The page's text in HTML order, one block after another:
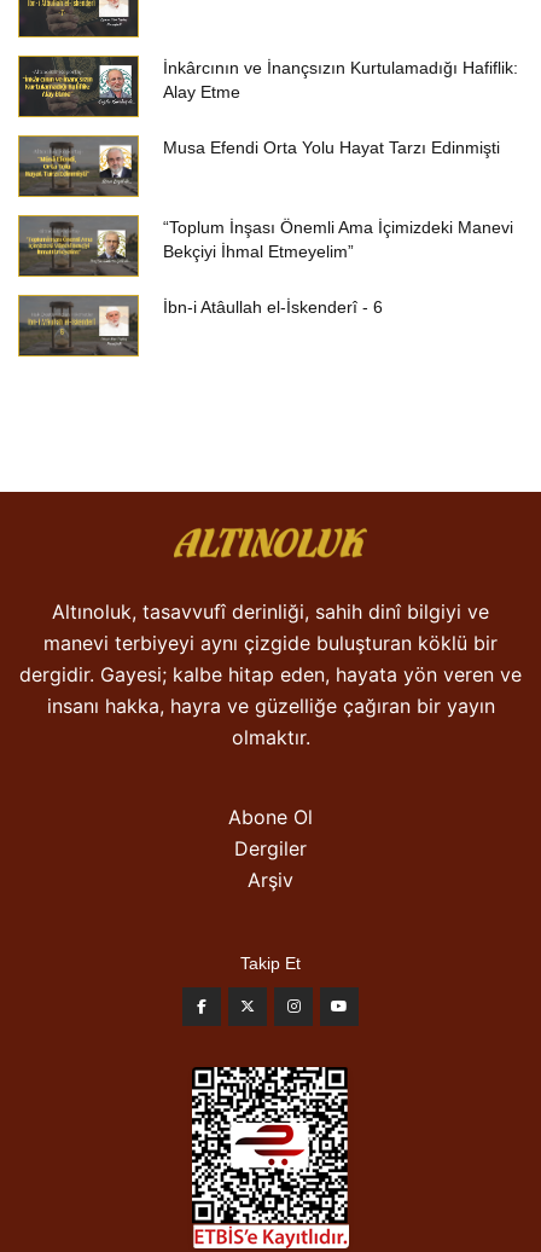
İnkârcının ve İnançsızın Kurtulamadığı Hafiflik:
Alay Etme
Musa Efendi Orta Yolu Hayat Tarzı Edinmişti
“Toplum İnşası Önemli Ama İçimizdeki Manevi
Bekçiyi İhmal Etmeyelim”
İbn-i Atâullah el-İskenderî - 6
Altınoluk, tasavvufî derinliği, sahih dinî bilgiyi ve
manevi terbiyeyi aynı çizgide buluşturan köklü bir
dergidir. Gayesi; kalbe hitap eden, hayata yön veren ve
insanı hakka, hayra ve güzelliğe çağıran bir yayın
olmaktır.
Abone Ol
Dergiler
Arşiv
Takip Et